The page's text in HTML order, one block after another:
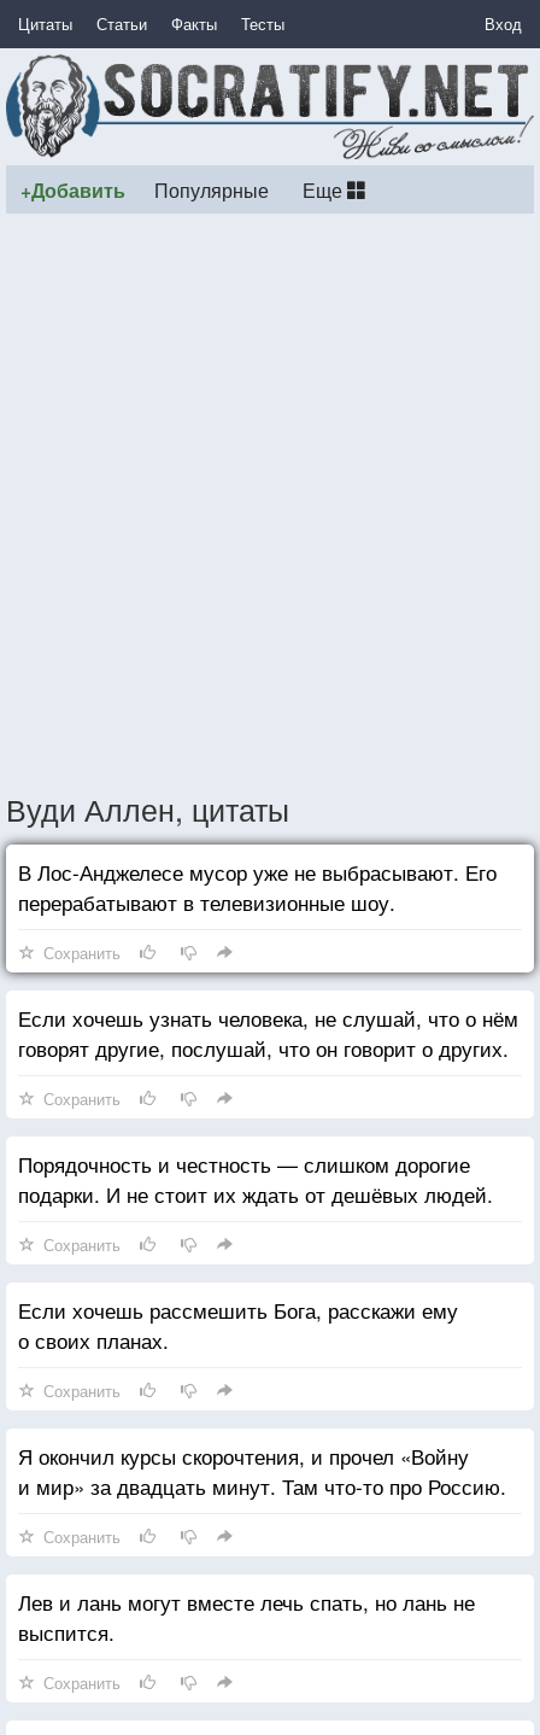
Цитаты Статьи Факты Тесты Вход
+Добавить Популярные Еще
Вуди Аллен, цитаты
В Лос-Анджелесе мусор уже не выбрасывают. Его
перерабатывают в телевизионные шоу.
Сохранить
Если хочешь узнать человека, не слушай, что о нём
говорят другие, послушай, что он говорит о других.
Сохранить
Порядочность и честность — слишком дорогие
подарки. И не стоит их ждать от дешёвых людей.
Сохранить
Если хочешь рассмешить Бога, расскажи ему
о своих планах.
Сохранить
Я окончил курсы скорочтения, и прочел «Войну
и мир» за двадцать минут. Там что-то про Россию.
Сохранить
Лев и лань могут вместе лечь спать, но лань не
выспится.
Сохранить